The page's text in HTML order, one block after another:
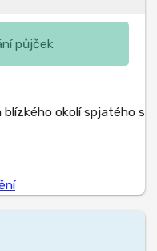
půjček